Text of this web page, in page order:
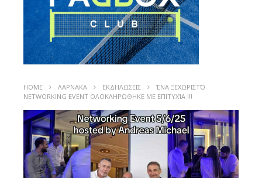
HOME ΛΑΡΝΑΚΑ ΕΚΔΗΛΩΣΕΙΣ
ΈΝΑ ΞΕΧΩΡΙΣΤΌ
NETWORKING EVENT ΟΛΟΚΛΗΡΏΘΗΚΕ ΜΕ ΕΠΙΤΥΧΊΑ !!!